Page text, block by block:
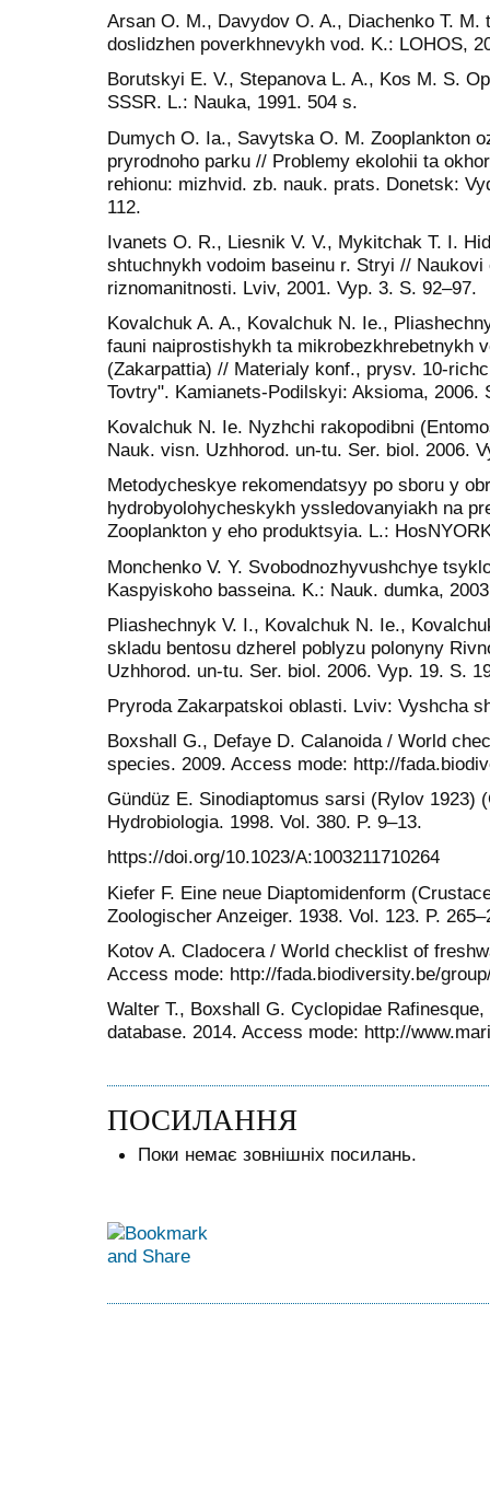
Arsan O. M., Davydov O. A., Diachenko T.
doslidzhen poverkhnevykh vod. K.: LOHOS,
Borutskyi E. V., Stepanova L. A., Kos M. S.
SSSR. L.: Nauka, 1991. 504 s.
Dumych O. Ia., Savytska O. M. Zooplankton
pryrodnoho parku // Problemy ekolohii ta
rehionu: mizhvid. zb. nauk. prats. Donetsk:
112.
Ivanets O. R., Liesnik V. V., Mykitchak T. I.
shtuchnykh vodoim baseinu r. Stryi //
riznomanitnosti. Lviv, 2001. Vyp. 3. S. 92–97.
Kovalchuk A. A., Kovalchuk N. Ie.,
fauni naiprostishykh ta mikrobezkhrebetnykh
(Zakarpattia) // Materialy konf., prysv. 10-
Tovtry". Kamianets-Podilskyi: Aksioma, 2006.
Kovalchuk N. Ie. Nyzhchi rakopodibni
Nauk. visn. Uzhhorod. un-tu. Ser. biol. 2006.
Metodycheskye rekomendatsyy po sboru y
hydrobyolohycheskykh yssledovanyiakh na
Zooplankton y eho produktsyia. L.:
Monchenko V. Y. Svobodnozhyvushchye
Kaspyiskoho basseina. K.: Nauk. dumka,
Pliashechnyk V. I., Kovalchuk N. Ie.,
skladu bentosu dzherel poblyzu polonyny
Uzhhorod. un-tu. Ser. biol. 2006. Vyp. 19. S.
Pryroda Zakarpatskoi oblasti. Lviv: Vyshcha
Boxshall G., Defaye D. Calanoida / World
species. 2009. Access mode: http://
Gündüz E. Sinodiaptomus sarsi (Rylov 1923)
Hydrobiologia. 1998. Vol. 380. P. 9–13.
https://doi.org/10.1023/A:1003211710264
Kiefer F. Eine neue Diaptomidenform
Zoologischer Anzeiger. 1938. Vol. 123. P.
Kotov A. Cladocera / World checklist of
Access mode: http://fada.biodiversity.be/
Walter T., Boxshall G. Cyclopidae
database. 2014. Access mode: http://
ПОСИЛАННЯ
Поки немає зовнішніх посилань.